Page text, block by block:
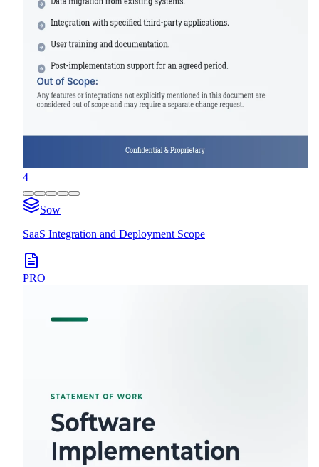
4
Sow
SaaS Integration and Deployment Scope
PRO